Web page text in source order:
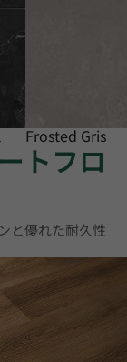
Frosted Gris
トフロ
と優れた耐久性